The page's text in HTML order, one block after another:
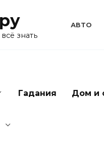
знать
АВТО
Гадания Дом и